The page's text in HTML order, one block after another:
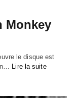
Monkey
le disque est
Lire la suite